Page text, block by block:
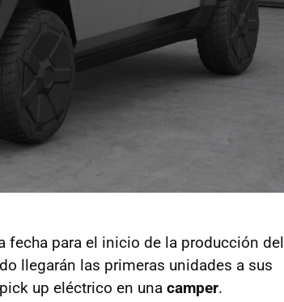
fecha para el inicio de la producción del
llegarán las primeras unidades a sus
up eléctrico en una camper.